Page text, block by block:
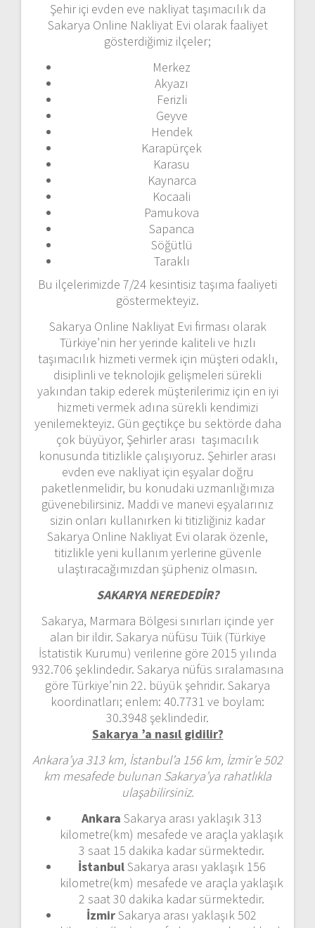
Şehir içi evden eve nakliyat taşımacılık da
Sakarya Online Nakliyat Evi olarak faaliyet
gösterdiğimiz ilçeler;
Merkez
Akyazı
Ferizli
Geyve
Hendek
Karapürçek
Karasu
Kaynarca
Kocaali
Pamukova
Sapanca
Söğütlü
Taraklı
Bu ilçelerimizde 7/24 kesintisiz taşıma faaliyeti
göstermekteyiz.
Sakarya Online Nakliyat Evi firması olarak
Türkiye’nin her yerinde kaliteli ve hızlı
taşımacılık hizmeti vermek için müşteri odaklı,
disiplinli ve teknolojik gelişmeleri sürekli
yakından takip ederek müşterilerimiz için en iyi
hizmeti vermek adına sürekli kendimizi
yenilemekteyiz. Gün geçtikçe bu sektörde daha
çok büyüyor, Şehirler arası taşımacılık
konusunda titizlikle çalışıyoruz. Şehirler arası
evden eve nakliyat için eşyalar doğru
paketlenmelidir, bu konudaki uzmanlığımıza
güvenebilirsiniz. Maddi ve manevi eşyalarınız
sizin onları kullanırken ki titizliğiniz kadar
Sakarya Online Nakliyat Evi olarak özenle,
titizlikle yeni kullanım yerlerine güvenle
ulaştıracağımızdan şüpheniz olmasın.
SAKARYA NEREDEDİR?
Sakarya, Marmara Bölgesi sınırları içinde yer
alan bir ildir. Sakarya nüfüsu Tüik (Türkiye
İstatistik Kurumu) verilerine göre 2015 yılında
932.706 şeklindedir. Sakarya nüfüs sıralamasına
göre Türkiye’nin 22. büyük şehridir. Sakarya
koordinatları; enlem: 40.7731 ve boylam:
30.3948 şeklindedir.
Sakarya ’a nasıl gidilir?
Ankara’ya 313 km, İstanbul’a 156 km, İzmir’e 502
km mesafede bulunan Sakarya’ya rahatlıkla
ulaşabilirsiniz.
Ankara Sakarya arası yaklaşık 313
kilometre(km) mesafede ve araçla yaklaşık
3 saat 15 dakika kadar sürmektedir.
İstanbulSakarya arası yaklaşık 156
kilometre(km) mesafede ve araçla yaklaşık
2 saat 30 dakika kadar sürmektedir.
İzmirSakarya arası yaklaşık 502